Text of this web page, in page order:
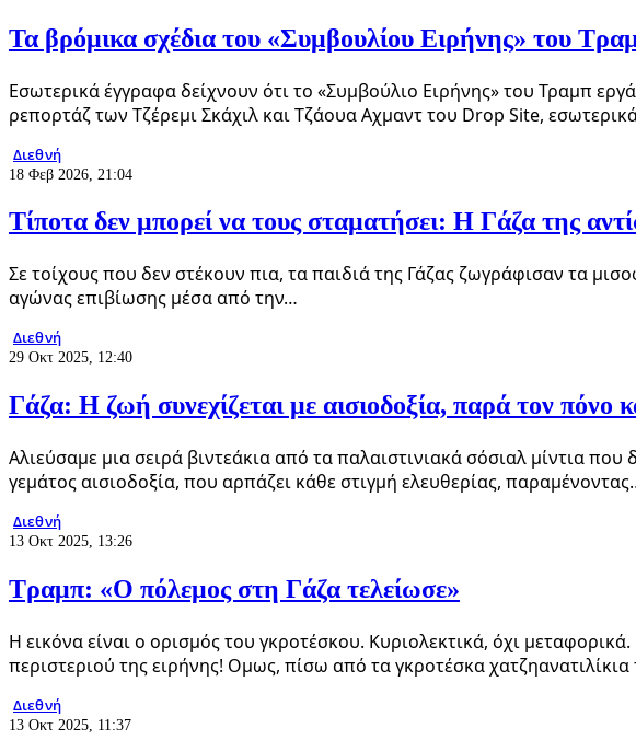
Τα βρόμικα σχέδια του «Συμβουλίου Ειρήνης» του
Εσωτερικά έγγραφα δείχνουν ότι το «Συμβούλιο Ειρήνης» του Τραμπ
ρεπορτάζ των Τζέρεμι Σκάχιλ και Τζάουα Αχμαντ του Drop Site,
Διεθνή
18 Φεβ 2026, 21:04
Τίποτα δεν μπορεί να τους σταματήσει: Η Γάζα της
Σε τοίχους που δεν στέκουν πια, τα παιδιά της Γάζας ζωγράφισαν τα
αγώνας επιβίωσης μέσα από την…
Διεθνή
29 Οκτ 2025, 12:40
Γάζα: Η ζωή συνεχίζεται με αισιοδοξία, παρά τον
Αλιεύσαμε μια σειρά βιντεάκια από τα παλαιστινιακά σόσιαλ μίντια
γεμάτος αισιοδοξία, που αρπάζει κάθε στιγμή ελευθερίας,
Διεθνή
13 Οκτ 2025, 13:26
Τραμπ: «Ο πόλεμος στη Γάζα τελείωσε»
Η εικόνα είναι ο ορισμός του γκροτέσκου. Κυριολεκτικά, όχι
περιστεριού της ειρήνης! Ομως, πίσω από τα γκροτέσκα
Διεθνή
13 Οκτ 2025, 11:37